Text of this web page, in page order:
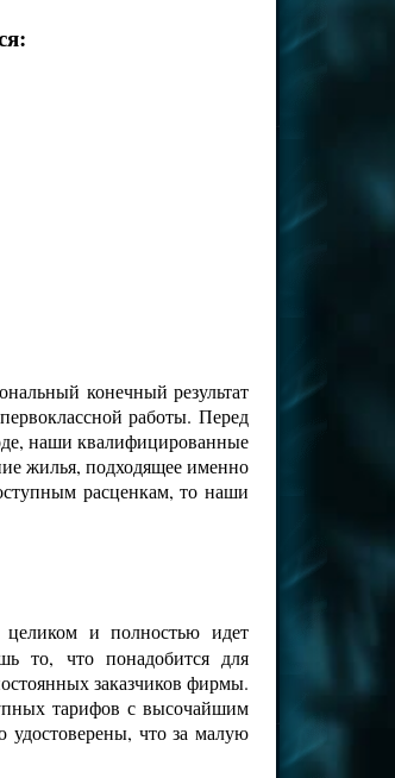
конечный результат
работы. Перед
наши квалифицированные
жилья, подходящее именно
расценкам, то наши
целиком и полностью идет
то, что понадобится для
заказчиков фирмы.
тарифов с высочайшим
удостоверены, что за малую